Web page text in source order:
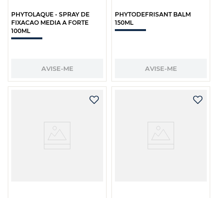
PHYTOLAQUE - SPRAY DE
FIXACAO MEDIA A FORTE
100ML
AVISE-ME
PHYTODEFRISANT BALM
150ML
AVISE-ME